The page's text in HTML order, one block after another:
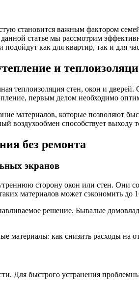
становится важным фактором
статье мы рассмотрим
подойдут как для квартир, так и
и
теплоизоляция стен, окон и
первым делом необходимо
материалов, которые позволяют
воздухообмен способствует выходу
без ремонта
экранов
сторону окон или стен. Они
материалов может сэкономить до
решение. Бывалые
Для быстрого устранения